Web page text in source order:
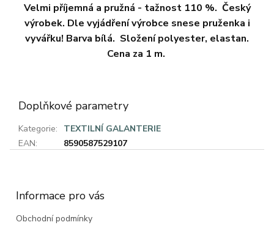
Velmi příjemná a pružná - tažnost 110 %. Český
výrobek. Dle vyjádření výrobce snese pruženka i
vyvářku! Barva bílá. Složení polyester, elastan.
Cena za 1 m.
Doplňkové parametry
Kategorie:
TEXTILNÍ GALANTERIE
EAN: 8590587529107
Informace pro vás
Obchodní podmínky